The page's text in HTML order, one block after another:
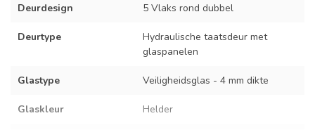
Deurdesign 5 Vlaks rond dubbel
Deurtype
Hydraulische taatsdeur met
glaspanelen
Glastype Veiligheidsglas - 4 mm dikte
Glaskleur Helder